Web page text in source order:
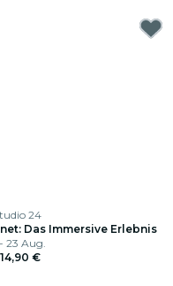
24
Das Immersive Erlebnis
23 Aug.
14,90 €